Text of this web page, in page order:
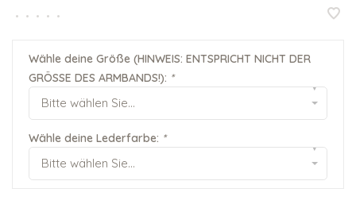
• • • • •
Wähle deine Größe (HINWEIS: ENTSPRICHT NICHT DER
GRÖSSE DES ARMBANDS!): *
Bitte wählen Sie...
▾
Wähle deine Lederfarbe: *
Bitte wählen Sie...
▾